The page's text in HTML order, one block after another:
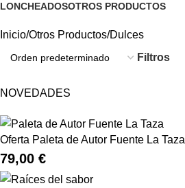
LONCHEADOSOTROS PRODUCTOS
Inicio Otros Productos Dulces
Filtros
NOVEDADES
Oferta Paleta de Autor Fuente La Taza
79,00 €